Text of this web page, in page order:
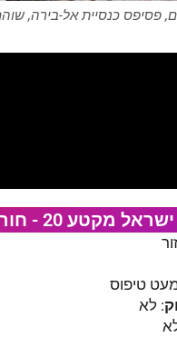
פסיפס כנסיית אל-בירה,
- חורבת אל-בירה
טיפוס
: לא